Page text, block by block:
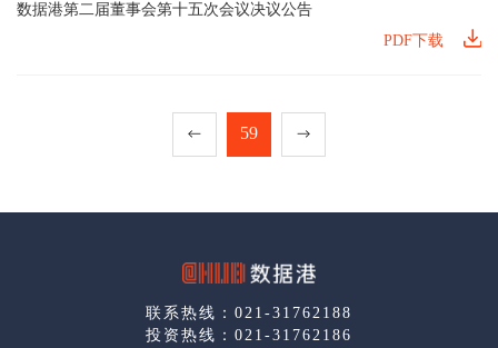
数据港第二届董事会第十五次会议决议公告
PDF下载
59
联系热线：021-31762188
投资热线：021-31762186